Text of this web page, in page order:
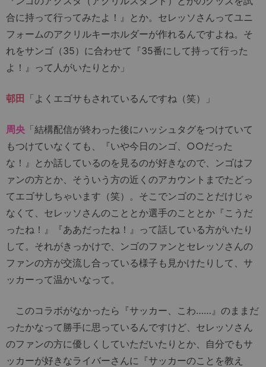
合に持って行ってみたよ！』とか。セレッソさんってユニ
フォームのアクリルキーホルダーが作れるんですよね。そ
れをサンゴ（35）に合わせて『35番にして持って行った
よ！』って人がいたりとか」
邨田 「よくエゴサもされているんですね（笑）」
周央 「結構配信が終わった後にハッシュタグをつけていて
もつけていなくても、『いや今日のンゴ、○○だった
な！』とか話しているのを見るのが好きなので、ンゴはフ
ァンの方とか、そういう方の近くのアカウントまでたどっ
てエゴサしちゃいます（笑）。そこでンゴのことだけじゃ
なくて、セレッソさんのこととか選手のこととか『こうだ
ったね！』『ああだったね！』って話している方がいたり
して。それがきっかけで、ンゴのファンとセレッソさんの
ファンの方が交流し合っている様子も見かけたりして、サ
ッカーって温かいなって。
このコラボがなかったら『サッカー、こわ……』のままだ
ったかなって勝手に思っているんですけど、セレッソさん
のファンの方に優しくしていただいたりとか、自分でもサ
ッカーが好きなライバーさんに『サッカーのことを教え